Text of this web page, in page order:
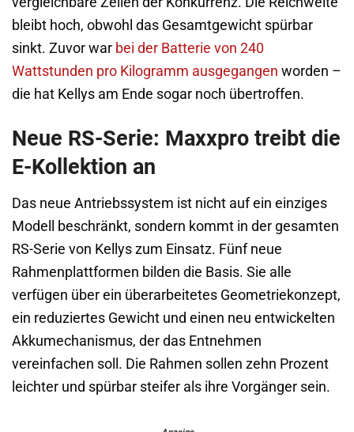
bleibt hoch, obwohl das Gesamtgewicht spürbar
sinkt. Zuvor war bei der Batterie von 240
Wattstunden pro Kilogramm ausgegangen worden –
die hat Kellys am Ende sogar noch übertroffen.
Neue RS-Serie: Maxxpro treibt die
E-Kollektion an
Das neue Antriebssystem ist nicht auf ein einziges
Modell beschränkt, sondern kommt in der gesamten
RS-Serie von Kellys zum Einsatz. Fünf neue
Rahmenplattformen bilden die Basis. Sie alle
verfügen über ein überarbeitetes Geometriekonzept,
ein reduziertes Gewicht und einen neu entwickelten
Akkumechanismus, der das Entnehmen
vereinfachen soll. Die Rahmen sollen zehn Prozent
leichter und spürbar steifer als ihre Vorgänger sein.